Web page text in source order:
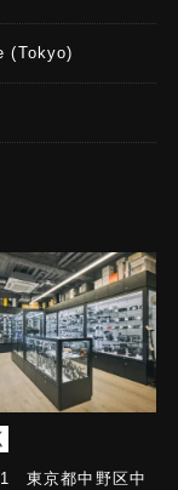
(Tokyo)
東京都中野区中